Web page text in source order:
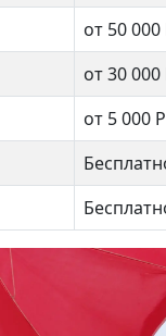
от 50 000
от 30 000
от 5 000 Р